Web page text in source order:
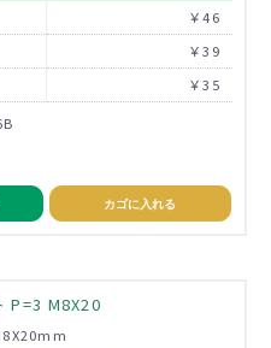
￥46
￥39
￥35
カゴに入れる
P=3 M8X20